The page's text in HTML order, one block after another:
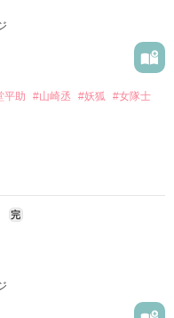
。
！
けど、
いたい」
れ
平助 #山崎丞 #妖狐 #女隊士
完